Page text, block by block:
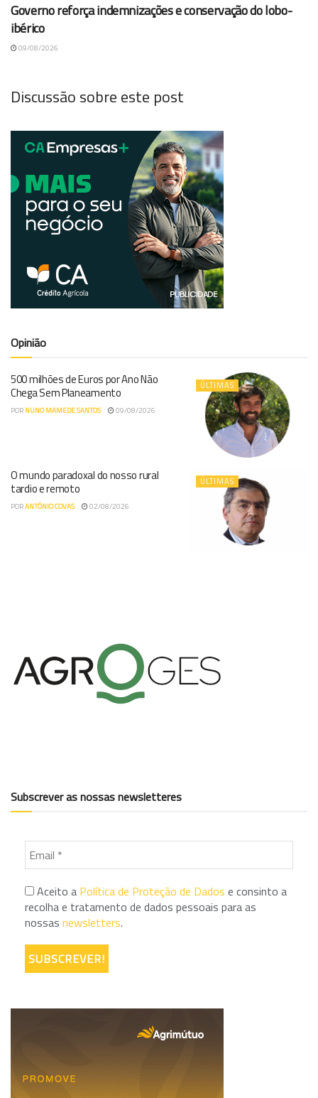
Governo reforça indemnizações e conservação do lobo-
ibérico
09/08/2026
Discussão sobre este post
Opinião
ÚLTIMAS
500 milhões de Euros por Ano Não
Chega Sem Planeamento
POR NUNO MAMEDE SANTOS 09/08/2026
ÚLTIMAS
O mundo paradoxal do nosso rural
tardio e remoto
PORANTÓNIO COVAS 02/08/2026
Subscrever as nossas newsletteres
Aceito a Política de Proteção de Dados e consinto a
recolha e tratamento de dados pessoais para as
nossas newsletters.